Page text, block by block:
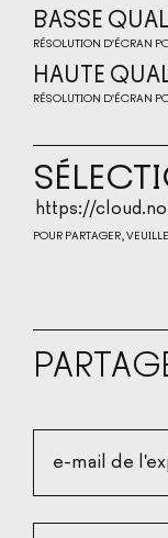
BASSE
BASSE
RÉSOLUTION D'ÉCRAN
HAUTE
HAUTE
RÉSOLUTION D'ÉCRAN
POUR PARTAGER,
e-mail de